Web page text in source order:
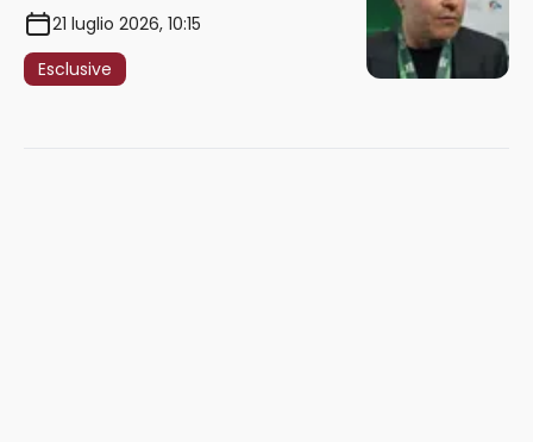
“Summerville ragazzo
speciale, in Italia con Gasp
può esplodere
21 luglio 2026, 10:15
Esclusive